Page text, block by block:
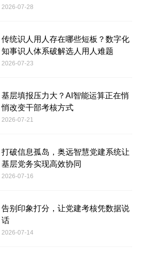
2026-07-28
传统识人用人存在哪些短板？数字化
知事识人体系破解选人用人难题
2026-07-23
基层填报压力大？AI智能运算正在悄
悄改变干部考核方式
2026-07-21
打破信息孤岛，奥远智慧党建系统让
基层党务实现高效协同
2026-07-16
告别印象打分，让党建考核凭数据说
话
2026-07-14